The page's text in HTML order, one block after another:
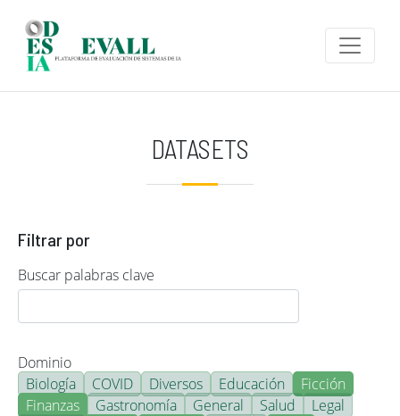
DATASETS
Filtrar por
Buscar palabras clave
Dominio
Biología
COVID Diversos Educación
Ficción
Finanzas
Gastronomía General Salud
Legal